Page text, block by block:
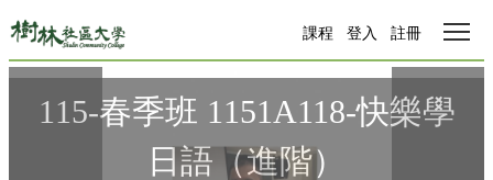
課程 登入 註冊
115-春季班 1151A118-快樂學
日語（進階）